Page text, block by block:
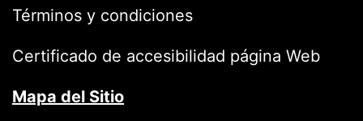
Términos y condiciones
Certificado de accesibilidad página Web
Mapa del Sitio